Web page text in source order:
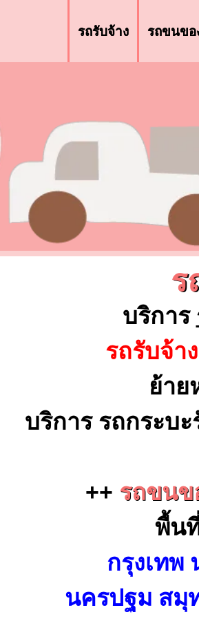
รถรับจ้าง รถขนขอ
ร
บริการ
รถรับจ้า
ย้าย
บริการ รถกระบ
++ รถขนข
พื้น
กรุงเทพ
นครปฐม สมุ